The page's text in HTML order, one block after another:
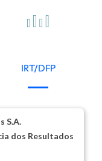
IRT/DFP